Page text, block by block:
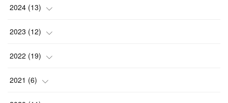
(3)
(2)
(1)
(1)
(3)
(1)
(4
2024 (13)
(1)
(5)
(1
( 2)
2023 (12)
(2)
(1
2022 (19)
(2
2021 (6)